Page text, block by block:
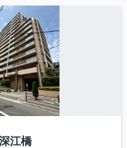
江橋